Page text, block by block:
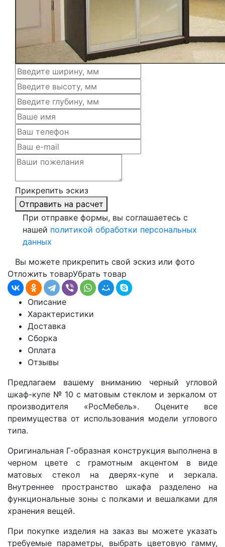
Прикрепить эскиз
Отправить на расчет
При отправке формы, вы соглашаетесь с
нашей политикой обработки персональных
данных
Вы можете прикрепить свой эскиз или фото
Отложить товарУбрать товар
Описание
Характеристики
Доставка
Сборка
Оплата
Отзывы
Предлагаем вашему вниманию черный угловой
шкаф-купе № 10 с матовым стеклом и зеркаломот
производителя «РосМебель». Оцените все
преимущества от использования модели углового
типа.
Оригинальная Г-образная конструкция выполнена в
черном цвете с грамотным акцентом в виде
матовых стекол на дверях-купе и зеркала.
Внутреннее пространство шкафа разделено на
функциональные зоны с полками и вешалками для
хранения вещей.
При покупке изделия на заказ вы можете указать
требуемые параметры, выбрать цветовую гамму,